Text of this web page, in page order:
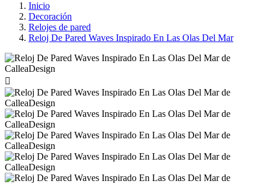
Inicio
Decoración
Relojes de pared
Reloj De Pared Waves Inspirado En Las Olas Del Mar
